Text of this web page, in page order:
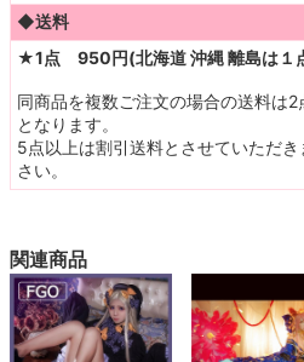
◆送料
★1点 950円(北海道 沖縄 離島は１
同商品を複数ご注文の場合の送料は
となります。
5点以上は割引送料とさせていただ
さい。
関連商品